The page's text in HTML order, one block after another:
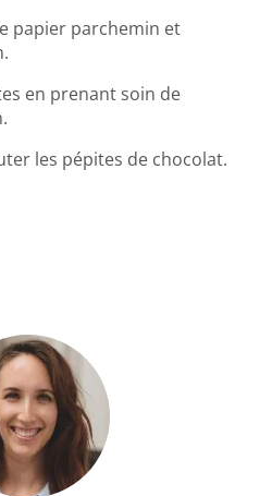
papier parchemin et
en prenant soin de
les pépites de chocolat.